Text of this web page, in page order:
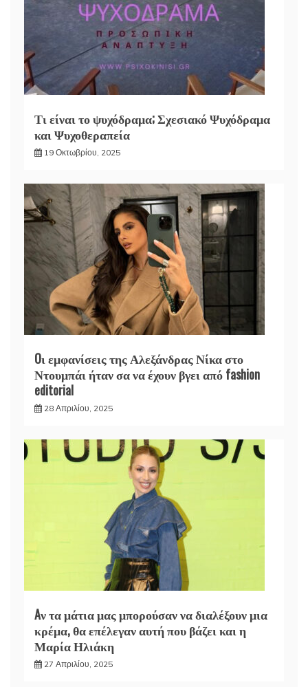
Τι είναι το ψυχόδραμα; Σχεσιακό Ψυχόδραμα
και Ψυχοθεραπεία
19 Οκτωβρίου, 2025
Oι εμφανίσεις της Αλεξάνδρας Νίκα στο
Ντουμπάι ήταν σα να έχουν βγει από fashion
editorial
28 Απριλίου, 2025
Aν τα μάτια μας μπορούσαν να διαλέξουν μια
κρέμα, θα επέλεγαν αυτή που βάζει και η
Μαρία Ηλιάκη
27 Απριλίου, 2025